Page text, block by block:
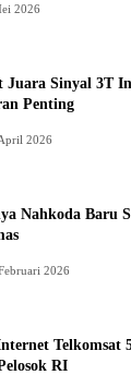
2026
Juara Sinyal 3T
Penting
2026
Nahkoda Baru
2026
Telkomsat
RI